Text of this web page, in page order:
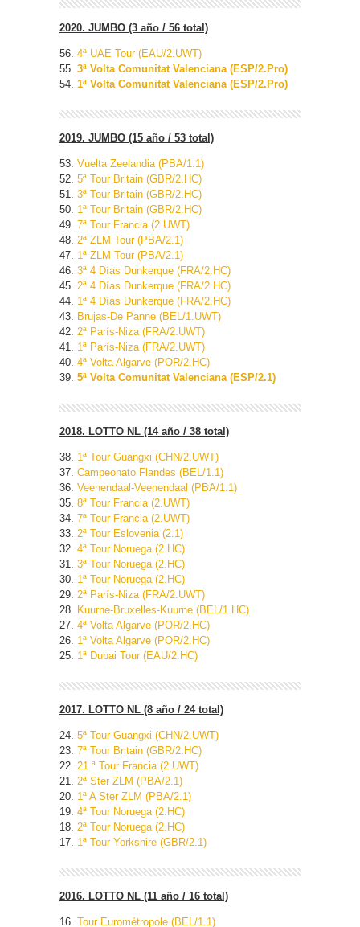
2020. JUMBO (3 año / 56 total)
56. 4ª UAE Tour (EAU/2.UWT)
55. 3ª Volta Comunitat Valenciana (ESP/2.Pro)
54. 1ª Volta Comunitat Valenciana (ESP/2.Pro)
2019. JUMBO (15 año / 53 total)
53. Vuelta Zeelandia (PBA/1.1)
52. 5ª Tour Britain (GBR/2.HC)
51. 3ª Tour Britain (GBR/2.HC)
50. 1ª Tour Britain (GBR/2.HC)
49. 7ª Tour Francia (2.UWT)
48. 2ª ZLM Tour (PBA/2.1)
47. 1ª ZLM Tour (PBA/2.1)
46. 3ª 4 Días Dunkerque (FRA/2.HC)
45. 2ª 4 Días Dunkerque (FRA/2.HC)
44. 1ª 4 Días Dunkerque (FRA/2.HC)
43. Brujas-De Panne (BEL/1.UWT)
42. 2ª París-Niza (FRA/2.UWT)
41. 1ª París-Niza (FRA/2.UWT)
40. 4ª Volta Algarve (POR/2.HC)
39. 5ª Volta Comunitat Valenciana (ESP/2.1)
2018. LOTTO NL (14 año / 38 total)
38. 1ª Tour Guangxi (CHN/2.UWT)
37. Campeonato Flandes (BEL/1.1)
36. Veenendaal-Veenendaal (PBA/1.1)
35. 8ª Tour Francia (2.UWT)
34. 7ª Tour Francia (2.UWT)
33. 2ª Tour Eslovenia (2.1)
32. 4ª Tour Noruega (2.HC)
31. 3ª Tour Noruega (2.HC)
30. 1ª Tour Noruega (2.HC)
29. 2ª París-Niza (FRA/2.UWT)
28. Kuurne-Bruxelles-Kuurne (BEL/1.HC)
27. 4ª Volta Algarve (POR/2.HC)
26. 1ª Volta Algarve (POR/2.HC)
25. 1ª Dubai Tour (EAU/2.HC)
2017. LOTTO NL (8 año / 24 total)
24. 5ª Tour Guangxi (CHN/2.UWT)
23. 7ª Tour Britain (GBR/2.HC)
22. 21 ª Tour Francia (2.UWT)
21. 2ª Ster ZLM (PBA/2.1)
20. 1ª A Ster ZLM (PBA/2.1)
19. 4ª Tour Noruega (2.HC)
18. 2ª Tour Noruega (2.HC)
17. 1ª Tour Yorkshire (GBR/2.1)
2016. LOTTO NL (11 año / 16 total)
16. Tour Eurométropole (BEL/1.1)